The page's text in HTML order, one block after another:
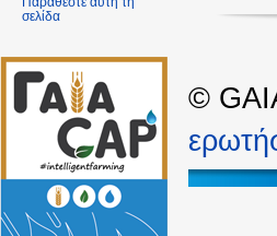
σελίδα
©